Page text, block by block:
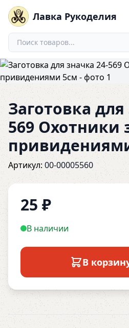
Лавка Рукоделия
Заготовка
569 Охотники
Артикул:00-00005560
25 ₽
В наличии
В